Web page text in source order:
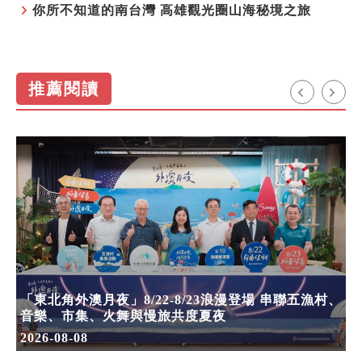
你所不知道的南台灣 高雄觀光圈山海秘境之旅
推薦閱讀
「東北角外澳月夜」8/22-8/23浪漫登場 串聯五漁村、
音樂、市集、火舞與慢旅共度夏夜
2026-08-08